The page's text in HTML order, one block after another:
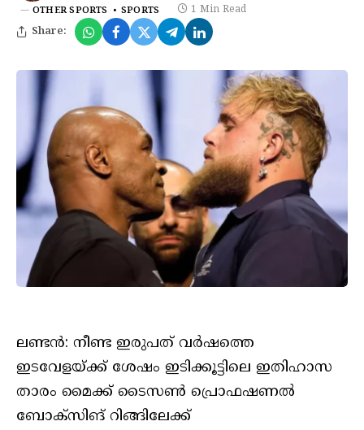
OTHER SPORTS SPORTS 1 Min Read
Share:
ലണ്ടന്‍: നീണ്ട ഇരുപത് വര്‍ഷത്തെ
ഇടവേളയ്ക്ക് ശേഷം ഇടിക്കൂട്ടിലെ ഇതിഹാസ
താരം മൈക്ക് ടൈസണ്‍ പ്രൊഫഷണല്‍
ബോക്സിങ് റിങ്ങിലേക്ക്